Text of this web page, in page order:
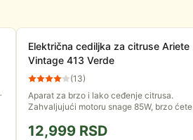
Električna cediljka za citruse Ariete
Vintage 413 Verde
(13)
Aparat za brzo i lako ceđenje citrusa.
Zahvaljujući motoru snage 85W, brzo ćete
Isporučuje se sa dva...
12,999 RSD